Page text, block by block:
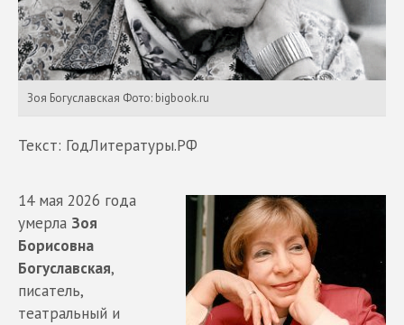
Зоя Богуславская Фото: bigbook.ru
Текст: ГодЛитературы.РФ
14 мая 2026 года
умерла Зоя
Борисовна
Богуславская,
писатель,
театральный и